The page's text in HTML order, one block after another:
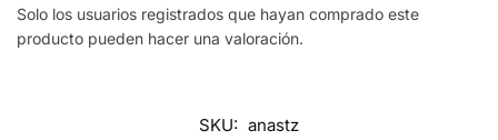
Solo los usuarios registrados que hayan comprado este
producto pueden hacer una valoración.
SKU: anastz